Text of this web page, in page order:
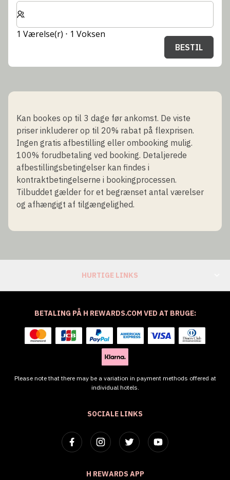
Vælg antal værelser og gæster til dit ophold
1 Værelse(r) ⋅ 1 Voksen
BESTIL
Kan bookes op til 3 dage før ankomst. De viste
priser inkluderer op til 20% rabat på flexprisen.
Ingen gratis afbestilling eller ombooking mulig.
100% forudbetaling ved booking. Detaljerede
afbestillingsbetingelser kan findes i
kontraktbetingelserne i bookingprocessen.
Tilbuddet gælder for et begrænset antal værelser
og afhængigt af tilgængelighed.
HURTIGE LINKS
SOCIALE LINKS
H REWARDS APP
BETALING PÅ H REWARDS.COM VED AT BRUGE:
Please note that there may be a variation in payment methods offered at
individual hotels.